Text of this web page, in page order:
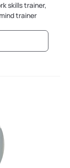
skills trainer,
trainer